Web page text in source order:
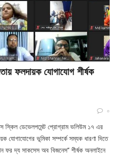
ফলদায়ক যোগাযোগ শীর্ষক
স্কিল ডেভেলপমেন্ট প্রোগ্রাম ভলিউম ১৭ এর
যোগাযোগের ভূমিকা সম্পর্কে সম্যক ধারণা দিতে